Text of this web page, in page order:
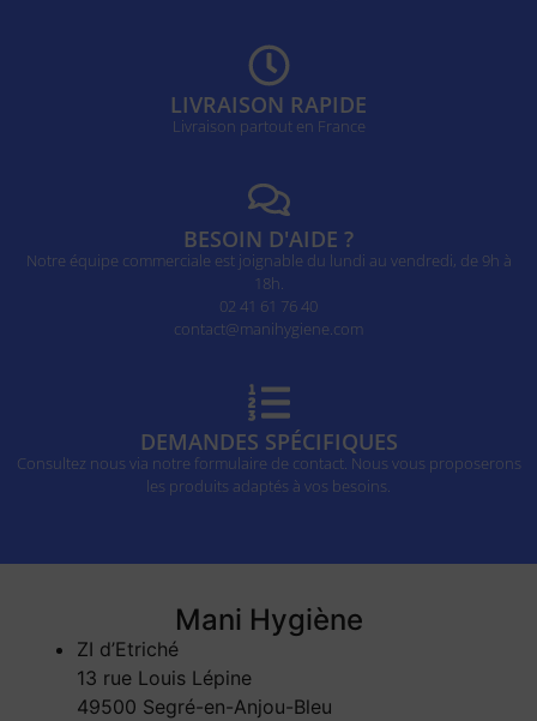
LIVRAISON RAPIDE
Livraison partout en France
BESOIN D'AIDE ?
Notre équipe commerciale est joignable du lundi au vendredi, de 9h à
18h.
02 41 61 76 40
contact@manihygiene.com
DEMANDES SPÉCIFIQUES
Consultez nous via notre formulaire de contact. Nous vous proposerons
les produits adaptés à vos besoins.
Mani Hygiène
ZI d’Etriché
13 rue Louis Lépine
49500 Segré-en-Anjou-Bleu